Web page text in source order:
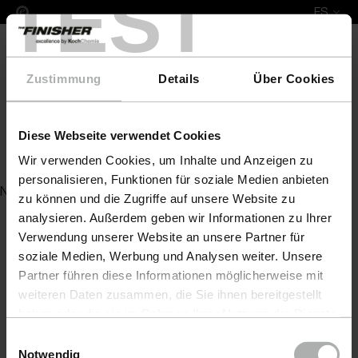
TEST
Zustimmung Details Über Cookies
Diese Webseite verwendet Cookies
Wir verwenden Cookies, um Inhalte und Anzeigen zu
personalisieren, Funktionen für soziale Medien anbieten
zu können und die Zugriffe auf unsere Website zu
analysieren. Außerdem geben wir Informationen zu Ihrer
Verwendung unserer Website an unsere Partner für
soziale Medien, Werbung und Analysen weiter. Unsere
Partner führen diese Informationen möglicherweise mit
weiteren Daten zusammen, die Sie ihnen bereitgestellt
Einstellungen zu den Cookies finden Sie unter
Notwendig
ES
Autoshampoo
No se ha encontrado ningún artículo para su consulta